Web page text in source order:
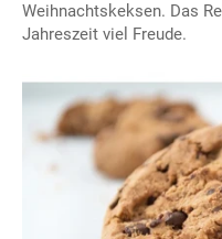
Weihnachtskeksen. Das
Jahreszeit viel Freude.